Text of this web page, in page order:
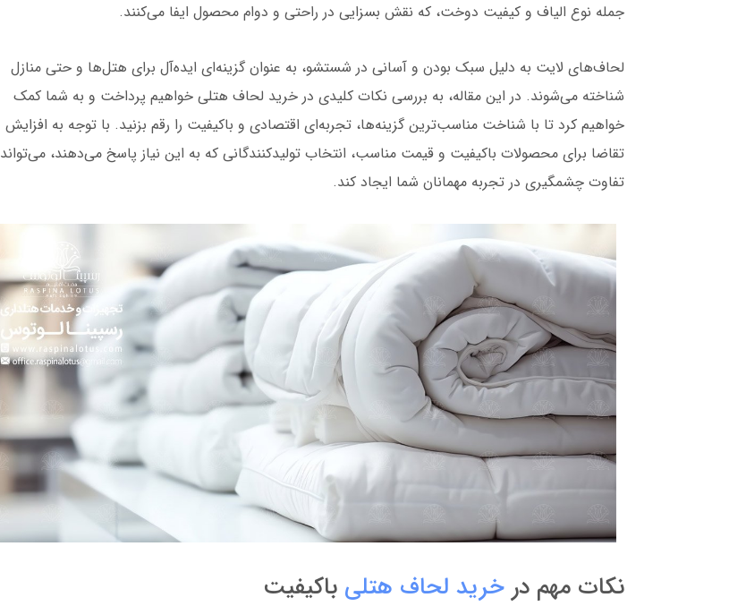
جمله نوع الیاف و کیفیت دوخت، که نقش بسزایی در راحتی و دوام محصول ایفا می‌کنند.
لحاف‌های لایت به دلیل سبک بودن و آسانی در شستشو، به عنوان گزینه‌ای ایده‌آل برای هتل‌ها و حتی منازل
شناخته می‌شوند. در این مقاله، به بررسی نکات کلیدی در خرید لحاف هتلی خواهیم پرداخت و به شما کمک
خواهیم کرد تا با شناخت مناسب‌ترین گزینه‌ها، تجربه‌ای اقتصادی و باکیفیت را رقم بزنید. با توجه به افزایش
تقاضا برای محصولات باکیفیت و قیمت مناسب، انتخاب تولیدکنندگانی که به این نیاز پاسخ می‌دهند، می‌تواند
تفاوت چشمگیری در تجربه مهمانان شما ایجاد کند.
نکات مهم در خرید لحاف هتلی باکیفیت